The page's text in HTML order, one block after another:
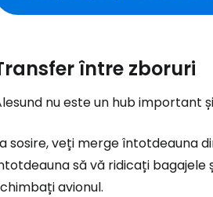
între zboruri
nu este un hub important
sosire, veți merge întotdeauna
să vă ridicați
avionul.